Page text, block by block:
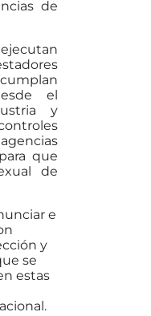
de
el
y
que
de
e
y
se
estas